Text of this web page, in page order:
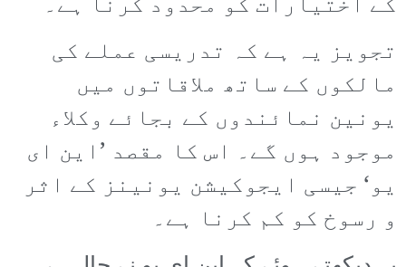
تجویز یہ ہے کہ تدریسی عملے کی
مالکوں کے ساتھ ملاقاتوں میں
یونین نمائندوں کے بجائے وکلاء
موجود ہوں گے۔ اس کا مقصد ’این ای
یو‘ جیسی ایجوکیشن یونینز کے اثر
و رسوخ کو کم کرنا ہے۔